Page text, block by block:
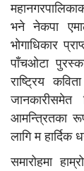
भने नेकपा
भोगाधिकार
पाँचओटा
राष्ट्रिय
आमन्त्रितका
लागि म हार्दिक
समारोहमा